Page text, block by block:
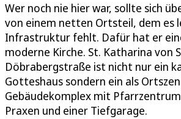
Wer noch nie hier war, sollte sich
von einem netten Ortsteil, dem es
Infrastruktur fehlt. Dafür hat er
moderne Kirche. St. Katharina von
Döbrabergstraße ist nicht nur ein
Gotteshaus sondern ein als
Gebäudekomplex mit
Praxen und einer Tiefgarage.